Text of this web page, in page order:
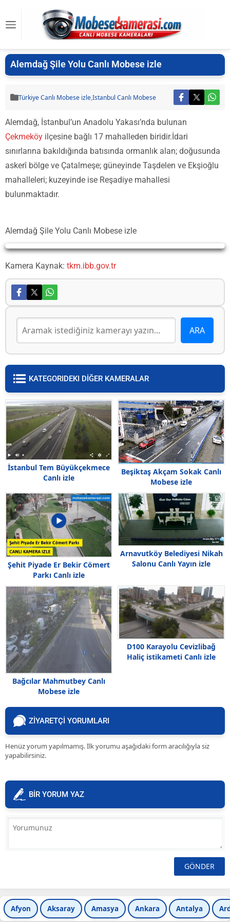
Alemdağ Şile Yolu Canlı Mobese izle
Türkiye Canlı Mobese izle,Istanbul Canlı Mobese
Alemdağ, İstanbul’un Anadolu Yakası’nda bulunan
Çekmeköy ilçesine bağlı 17 mahalleden biridir.İdari
sınırlarına bakıldığında batısında ormanlık alan; doğusunda
askerî bölge ve Çatalmeşe; güneyinde Taşdelen ve Ekşioğlu
mahalleleri; kuzeyinde ise Reşadiye mahallesi
bulunmaktadır.
Alemdağ Şile Yolu Canlı Mobese izle
Yayın Yükleniyor...
Kamera Kaynak: tkm.ibb.gov.tr
KATEGORIDEKI DİĞER KAMERALAR
İstanbul Tem Büyükçekmece
Canlı izle
Beşiktaş Akçam Sokak Canlı
Mobese izle
Şehit Piyade Er Bekir Cömert
Parkı Canlı izle
Arnavutköy Belediyesi Nikah
Salonu Canlı Yayın izle
Bağcılar Mahmutbey Canlı
Mobese izle
D100 Karayolu Cevizlibağ
Haliç istikameti Canlı izle
ZİYARETÇİ YORUMLARI
Henüz yorum yapılmamış. İlk yorumu aşağıdaki form aracılığıyla siz
yapabilirsiniz.
BİR YORUM YAZ
Afyon Aksaray Amasya Ankara Antalya